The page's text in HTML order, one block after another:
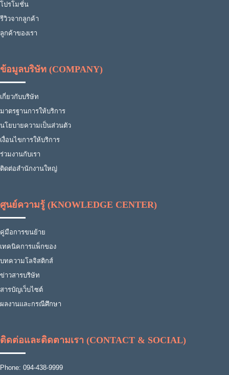
โปรโมชั่น
รีวิวจากลูกค้า
ลูกค้าของเรา
ข้อมูลบริษัท (COMPANY)
เกี่ยวกับบริษัท
มาตรฐานการให้บริการ
นโยบายความเป็นส่วนตัว
เงื่อนไขการให้บริการ
ร่วมงานกับเรา
ติดต่อสำนักงานใหญ่
ศูนย์ความรู้ (KNOWLEDGE CENTER)
คู่มือการขนย้าย
เทคนิคการแพ็กของ
บทความโลจิสติกส์
ข่าวสารบริษัท
สารบัญเว็บไซต์
ผลงานและกรณีศึกษา
ติดต่อและติดตามเรา (CONTACT & SOCIAL)
Phone: 094-438-9999